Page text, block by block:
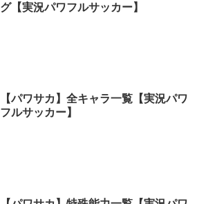
グ【実況パワフルサッカー】
【パワサカ】全キャラ一覧【実況パワ
フルサッカー】